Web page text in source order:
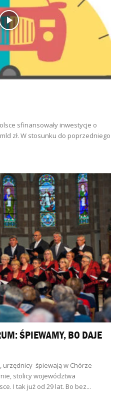
sfinansowały inwestycje o
zł. W stosunku do poprzedniego
ŚPIEWAMY, BO DAJE
urzędnicy śpiewają w Chórze
stolicy województwa
I tak już od 29 lat. Bo bez...